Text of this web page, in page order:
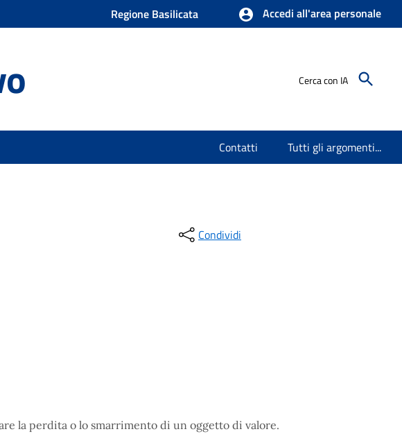
Regione Basilicata Accedi all'area personale
Cerca con IA
Contatti Tutti gli argomenti...
Condividi
la perdita o lo smarrimento di un oggetto di valore.